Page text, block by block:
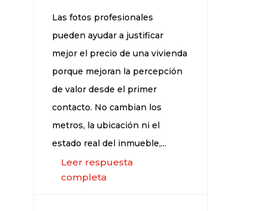
Las fotos profesionales
pueden ayudar a justificar
mejor el precio de una vivienda
porque mejoran la percepción
de valor desde el primer
contacto. No cambian los
metros, la ubicación ni el
estado real del inmueble,...
Leer respuesta
completa